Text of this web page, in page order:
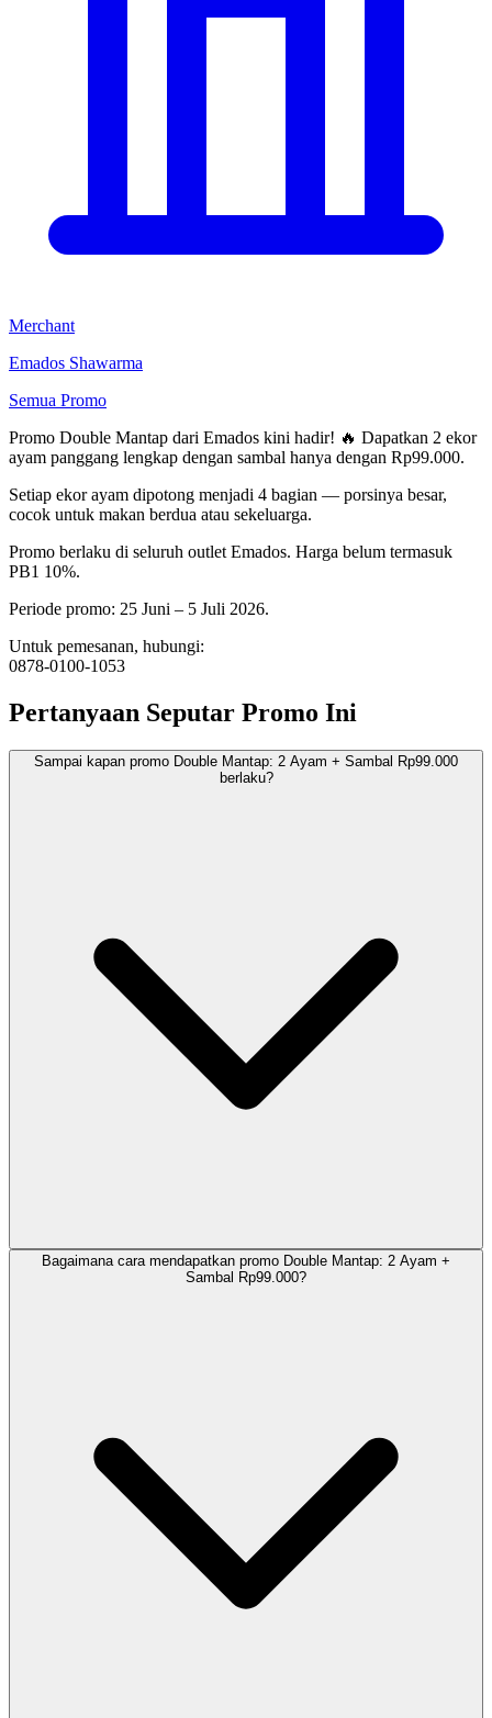
Merchant
Emados Shawarma
Semua Promo
Promo Double Mantap dari Emados kini hadir! 🔥 Dapatkan 2 ekor
ayam panggang lengkap dengan sambal hanya dengan Rp99.000.
Setiap ekor ayam dipotong menjadi 4 bagian — porsinya besar,
cocok untuk makan berdua atau sekeluarga.
Promo berlaku di seluruh outlet Emados. Harga belum termasuk
PB1 10%.
Periode promo: 25 Juni – 5 Juli 2026.
Untuk pemesanan, hubungi:
0878-0100-1053
Pertanyaan Seputar Promo Ini
Sampai kapan promo Double Mantap: 2 Ayam + Sambal Rp99.000
berlaku?
Bagaimana cara mendapatkan promo Double Mantap: 2 Ayam +
Sambal Rp99.000?